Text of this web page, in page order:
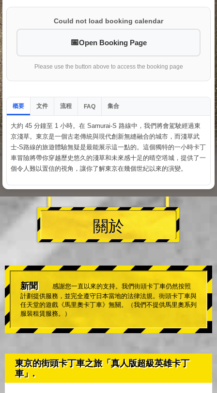
Could not load booking calendar
Open Booking Page
Please use the button above to access the booking page
概要 文件 流程 FAQ 集合
大約 45 分鐘至 1 小時。在 Samurai-S 路線中，我們將會駕駛經過東
京淺草。東京是一個古老傳統與現代創新無縫融合的城市，而淺草武
士-S路線的旅遊體驗無疑是最能展示這一點的。這個獨特的一小時卡丁
車冒險將帶你穿越歷史悠久的淺草和未來感十足的晴空塔城，提供了一
個令人難以置信的視角，讓你了解東京在幾個世紀以來的演變。
關於
新聞
感謝您一直以來的支持。我們街頭卡丁車仍然按照
計劃提供服務，並完全遵守日本當地的法律法規。街頭卡丁車與
任天堂的遊戲《馬里奧卡丁車》無關。（我們不提供馬里奧系列
服裝租賃服務。）
東京的街頭卡丁車之旅「真人版超級英雄卡丁
車」.